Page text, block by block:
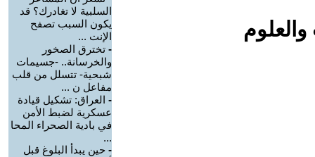
السلبية لا تغادرك؟ قد
يكون السبب تصفح
الإنت ...
- تخترق الصخور
والخرسانة.. -جسيمات
شبحية- تتسلل من قلب
مفاعل ن ...
- العراق: تشكيل قيادة
عسكرية لضبط الأمن
في بادية الصحراء المحا
...
- حين يبدأ البلوغ قبل